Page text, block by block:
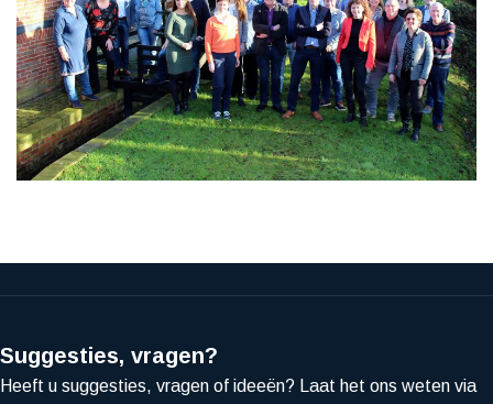
Suggesties, vragen?
Heeft u suggesties, vragen of ideeën? Laat het ons weten via